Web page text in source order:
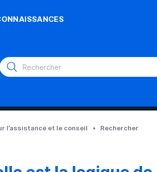
l’assistance et le conseil Rechercher